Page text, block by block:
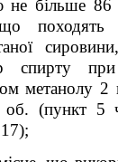
не більше
походять
спирту
метанолу 2
(пункт 5